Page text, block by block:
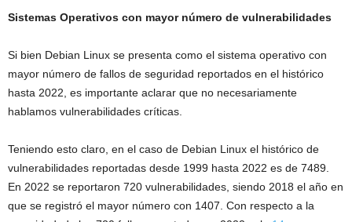
Sistemas Operativos con mayor número de vulnerabilidades
Si bien Debian Linux se presenta como el sistema operativo con
mayor número de fallos de seguridad reportados en el histórico
hasta 2022, es importante aclarar que no necesariamente
hablamos vulnerabilidades críticas.
Teniendo esto claro, en el caso de Debian Linux el histórico de
vulnerabilidades reportadas desde 1999 hasta 2022 es de 7489.
En 2022 se reportaron 720 vulnerabilidades, siendo 2018 el año en
que se registró el mayor número con 1407. Con respecto a la